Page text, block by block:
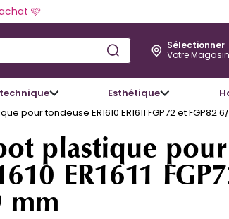
🩷
Sélectionner
Votre Magasin
Esthétique
pour tondeuse ER1610 ER1611 FGP72 et FGP82
plastique
ER1611
mm